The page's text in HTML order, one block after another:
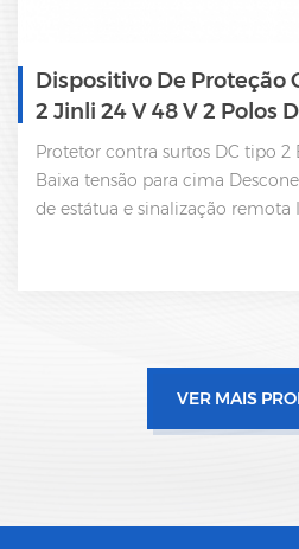
Protetor Contra Surtos
Monofásico Tipo 2 Dc
Tipo 2 DC 350V protetor contra
40kA Baixa tensão para cima
indicador de estátua e
VER MAIS